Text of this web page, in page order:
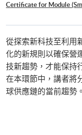
Certificate for Module
從探索新科技至利用
化的新規則以確保營
技新趨勢，才能保持
在本環節中，講者將
球供應鏈的當前趨勢。